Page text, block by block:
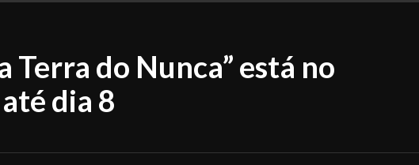
Terra do Nunca” está no
dia 8